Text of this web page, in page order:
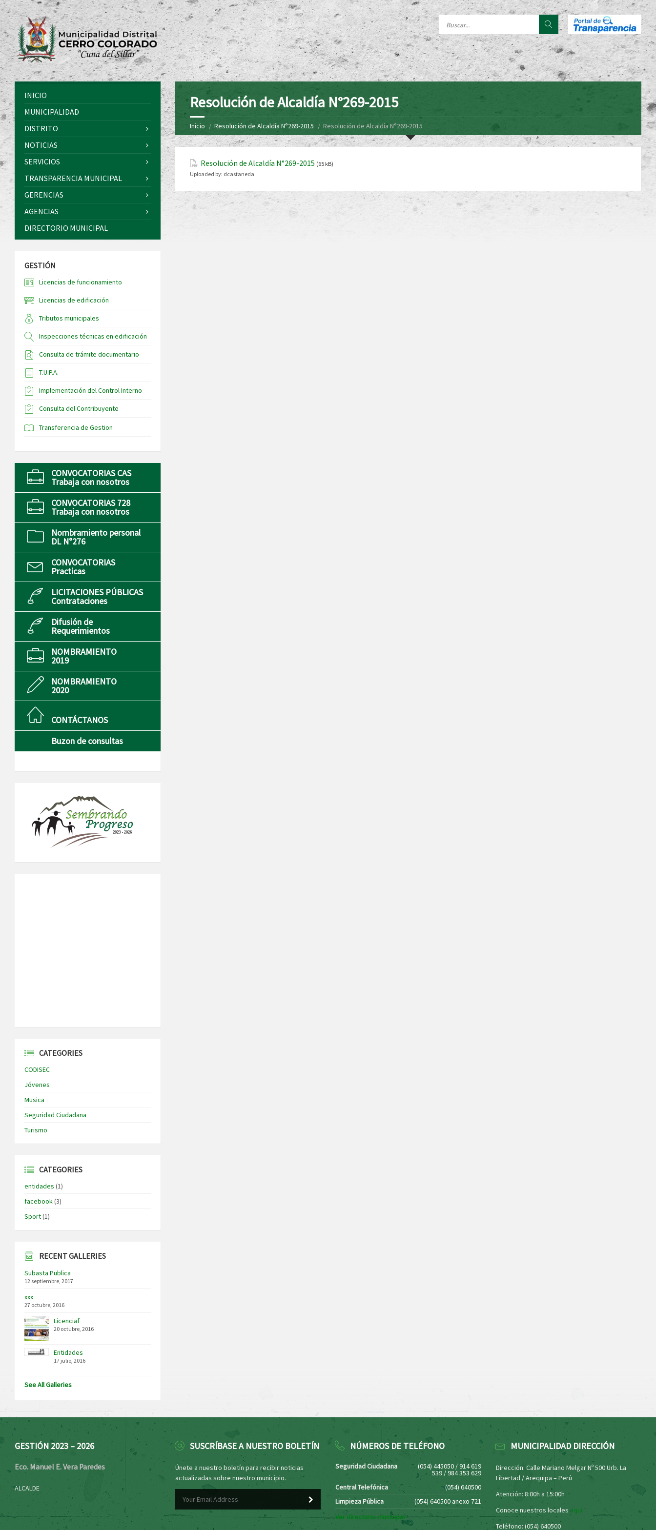
Resolución de Alcaldía N°269-2015
Inicio Resolución de Alcaldía N°269-2015 Resolución de Alcaldía N°269-2015
Resolución de Alcaldía N°269-2015 (65 kB)
Uploaded by: dcastaneda
INICIO
MUNICIPALIDAD
DISTRITO
NOTICIAS
SERVICIOS
TRANSPARENCIA MUNICIPAL
GERENCIAS
AGENCIAS
DIRECTORIO MUNICIPAL
GESTIÓN
Licencias de funcionamiento
Licencias de edificación
Tributos municipales
Inspecciones técnicas en edificación
Consulta de trámite documentario
T.U.P.A.
Implementación del Control Interno
Consulta del Contribuyente
Transferencia de Gestion
CONVOCATORIAS CAS
Trabaja con nosotros
CONVOCATORIAS 728
Trabaja con nosotros
Nombramiento personal
DL N°276
CONVOCATORIAS
Practicas
LICITACIONES PÚBLICAS
Contrataciones
Difusión de
Requerimientos
NOMBRAMIENTO
2019
NOMBRAMIENTO
2020
CONTÁCTANOS
Buzon de consultas
CATEGORIES
CODISEC
Jóvenes
Musica
Seguridad Ciudadana
Turismo
CATEGORIES
entidades (1)
facebook(3)
Sport(1)
RECENT GALLERIES
Subasta Publica
12 septiembre, 2017
xxx
27 octubre, 2016
Licenciaf
20 octubre, 2016
Entidades
17 julio, 2016
See All Galleries
GESTIÓN 2023 – 2026
Eco. Manuel E. Vera Paredes
ALCALDE
SUSCRÍBASE A NUESTRO BOLETÍN
Únete a nuestro boletín para recibir noticias
actualizadas sobre nuestro municipio.
NÚMEROS DE TELÉFONO
Seguridad Ciudadana (054) 445050 / 914 619
539 / 984 353 629
Central Telefónica
(054) 640500
Limpieza Pública
(054) 640500 anexo 721
Ver directorio municipal
MUNICIPALIDAD DIRECCIÓN
Dirección: Calle Mariano Melgar Nº 500 Urb. La
Libertad / Arequipa – Perú
Atención: 8:00h a 15:00h
Conoce nuestros locales aquí
Teléfono: (054) 640500